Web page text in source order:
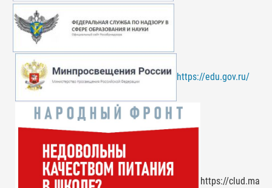
https://edu.gov.ru/
https://